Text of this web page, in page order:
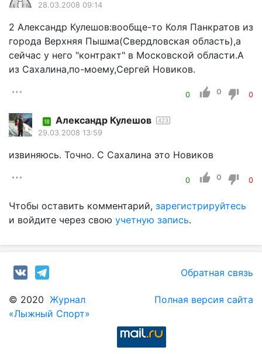
28.03.2008 09:14
2 Александр Кулешов:вообще-то Коля Панкратов из
города Верхняя Пышма(Свердловская область),а
сейчас у него "контракт" в Московской области.А
из Сахалина,по-моему,Сергей Новиков.
0 0 0
18 Александр Кулешов 423
29.03.2008 13:59
извиняюсь. Точно. С Сахалина это Новиков
0 0 0
Чтобы оставить комментарий, зарегистрируйтесь
и войдите через свою учетную запись.
Обратная связь
© 2020 Журнал
«Лыжный Спорт»
Полная версия сайта